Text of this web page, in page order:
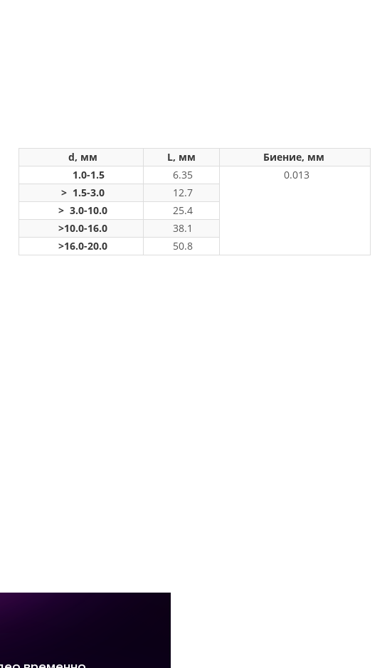
d, мм L, мм
Биение, мм
1.0-1.5
6.35
0.013
> 1.5-3.0
12.7
> 3.0-10.0
25.4
>10.0-16.0
38.1
>16.0-20.0
50.8